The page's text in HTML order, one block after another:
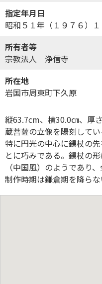
指定年月日
昭和５１年（１９７６）
所有者等
宗教法人 浄信寺
所在地
岩国市周東町下久原
縦63.7cm、横30.0㎝、厚
蔵菩薩の立像を陽刻してい
特に円光の中心に鍚杖の
とに巧みである。鍚杖の
（中国風）のようであり
制作時期は鎌倉期を降らな